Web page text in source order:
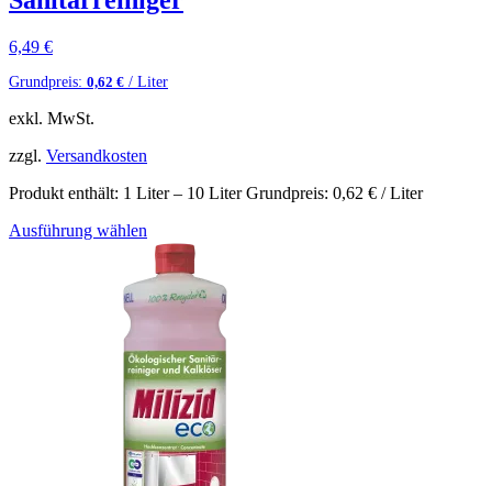
6,49 €
Grundpreis: 0,62 € / Liter
exkl. MwSt.
zzgl. Versandkosten
Produkt enthält: 1 Liter– 10 LiterGrundpreis: 0,62 € / Liter
Ausführung wählen